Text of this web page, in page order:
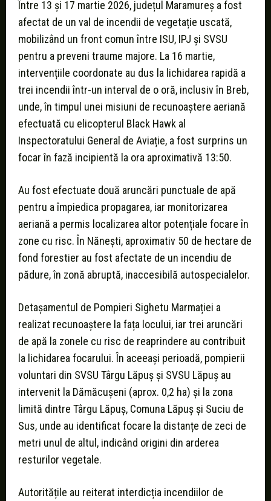
Între 13 și 17 martie 2026, județul Maramureș a fost
afectat de un val de incendii de vegetație uscată,
mobilizând un front comun între ISU, IPJ și SVSU
pentru a preveni traume majore. La 16 martie,
intervențiile coordonate au dus la lichidarea rapidă a
trei incendii într-un interval de o oră, inclusiv în Breb,
unde, în timpul unei misiuni de recunoaștere aeriană
efectuată cu elicopterul Black Hawk al
Inspectoratului General de Aviație, a fost surprins un
focar în fază incipientă la ora aproximativă 13:50.
Au fost efectuate două aruncări punctuale de apă
pentru a împiedica propagarea, iar monitorizarea
aeriană a permis localizarea altor potențiale focare în
zone cu risc. În Nănești, aproximativ 50 de hectare de
fond forestier au fost afectate de un incendiu de
pădure, în zonă abruptă, inaccesibilă autospecialelor.
Detașamentul de Pompieri Sighetu Marmației a
realizat recunoaștere la fața locului, iar trei aruncări
de apă la zonele cu risc de reaprindere au contribuit
la lichidarea focarului. În aceeași perioadă, pompierii
voluntari din SVSU Târgu Lăpuș și SVSU Lăpuș au
intervenit la Dămăcușeni (aprox. 0,2 ha) și la zona
limită dintre Târgu Lăpuș, Comuna Lăpuș și Suciu de
Sus, unde au identificat focare la distanțe de zeci de
metri unul de altul, indicând origini din arderea
resturilor vegetale.
Autoritățile au reiterat interdicția incendiilor de